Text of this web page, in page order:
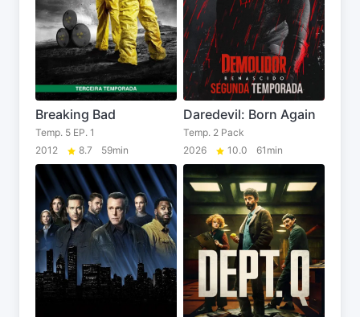
Breaking Bad
Temp. 5 EP. 1
2012
8.7 59min
Daredevil: Born Again
Temp. 2 Pack
2026
10.0 61min